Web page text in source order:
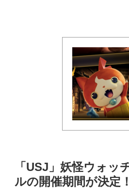
「USJ」妖怪ウォッ
ルの開催期間が決定